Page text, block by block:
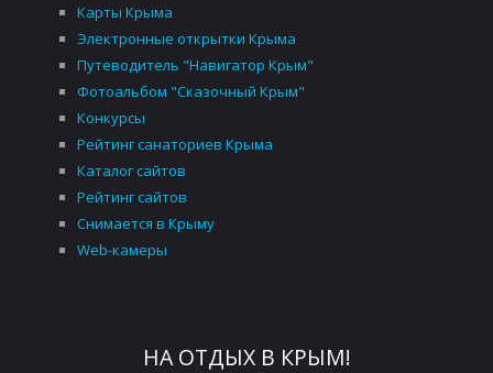
Карты Крыма
Электронные открытки Крыма
Путеводитель "Навигатор Крым"
Фотоальбом "Сказочный Крым"
Конкурсы
Рейтинг санаториев Крыма
Каталог сайтов
Рейтинг сайтов
Снимается в Крыму
Web-камеры
НА ОТДЫХ В КРЫМ!